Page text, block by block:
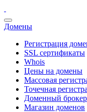
Домены
Регистрация
SSL сертификаты
Whois
Цены на домены
Массовая
Точечная
Доменный брокер
Магазин доменов